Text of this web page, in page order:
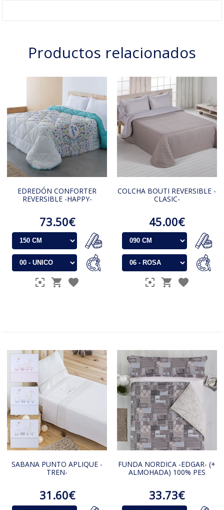
Productos relacionados
EDREDÓN CONFORTER
REVERSIBLE -HAPPY-
73.50€
COLCHA BOUTI REVERSIBLE -
CLASIC-
45.00€
SABANA PUNTO APLIQUE -
TREN-
31.60€
FUNDA NORDICA -EDGAR- (+
ALMOHADA) 100% PES
33.73€